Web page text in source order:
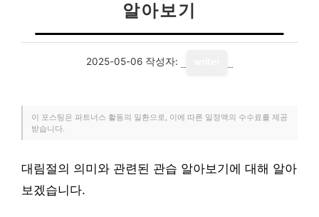
알아보기
2025-05-06 작성자:
이 포스팅은 파트너스 활동의 일환으로, 이에 따른 일정액의 수수료를 제공
받습니다.
대림절의 의미와 관련된 관습 알아보기에 대해 알아
보겠습니다.